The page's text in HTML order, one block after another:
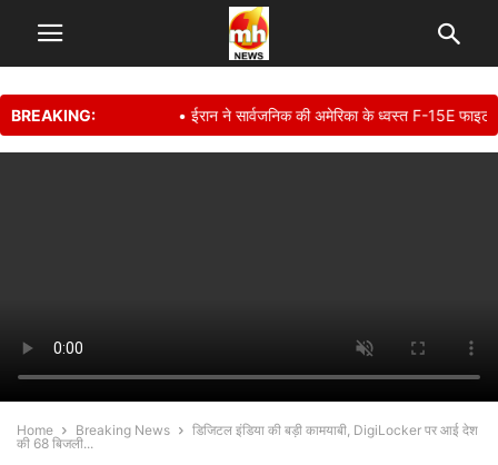
BREAKING: • ईरान ने सार्वजनिक की अमेरिका के ध्वस्त F-15E फाइटर
Home Breaking News
डिजिटल इंडिया की बड़ी कामयाबी, DigiLocker पर आई देश
की 68 बिजली...